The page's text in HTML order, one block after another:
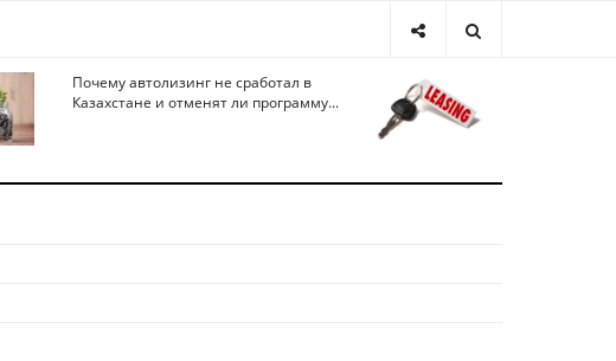
Почему автолизинг не сработал в
Казахстане и отменят ли программу...